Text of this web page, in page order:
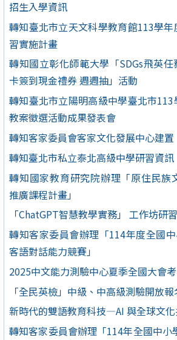
招生入學資訊
轉知臺北市立天文科學教育館113學
習實施計畫
轉知國立彰化師範大學「SDGs飛英
卡簽到現金禮券 週週抽」活動
轉知臺北市立陽明高級中學臺北市
教案徵選活動成果發表會
轉知客家委員會客家文化發展中心建置
轉知臺北市私立泰北高級中學研習資訊
轉知國家教育研究院辦理「原住民族
推廣課程計畫」
「ChatGPT智慧教學實務」 工作坊研習
轉知客家委員會辦理「114年度全國
客語對話能力競賽」
2025中文能力測驗中心夏季全國大會考
「全民英檢」中級、中高級測驗開放報
新時代的雙語教育科技—AI 與全球文
轉知客家委員會辦理「114年全國中